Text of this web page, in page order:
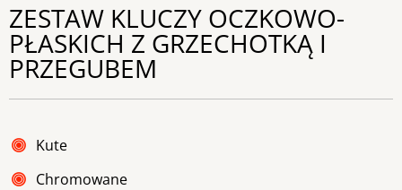
ZESTAW KLUCZY OCZKOWO-
PŁASKICH Z GRZECHOTKĄ I
PRZEGUBEM
Kute
Chromowane